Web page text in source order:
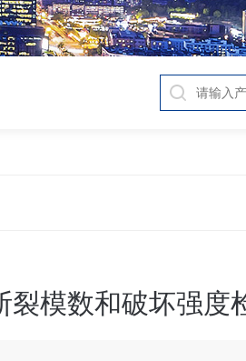
裂模数和破坏强度